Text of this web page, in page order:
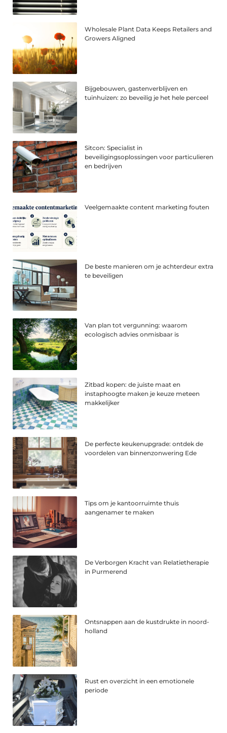
Wholesale Plant Data Keeps Retailers and
Growers Aligned
Bijgebouwen, gastenverblijven en
tuinhuizen: zo beveilig je het hele perceel
Sitcon: Specialist in
beveiligingsoplossingen voor particulieren
en bedrijven
Veelgemaakte content marketing fouten
De beste manieren om je achterdeur extra
te beveiligen
Van plan tot vergunning: waarom
ecologisch advies onmisbaar is
Zitbad kopen: de juiste maat en
instaphoogte maken je keuze meteen
makkelijker
De perfecte keukenupgrade: ontdek de
voordelen van binnenzonwering Ede
Tips om je kantoorruimte thuis
aangenamer te maken
De Verborgen Kracht van Relatietherapie
in Purmerend
Ontsnappen aan de kustdrukte in noord-
holland
Rust en overzicht in een emotionele
periode